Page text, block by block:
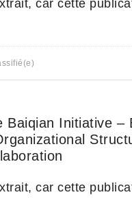
car cette
Baiqian Initiative –
car cette